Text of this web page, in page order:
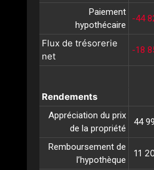
Paiement
hypothécaire
-44
Flux de trésorerie
net
-18
Rendements
Appréciation du prix
de la propriété
44
Remboursement de
l’hypothèque
11